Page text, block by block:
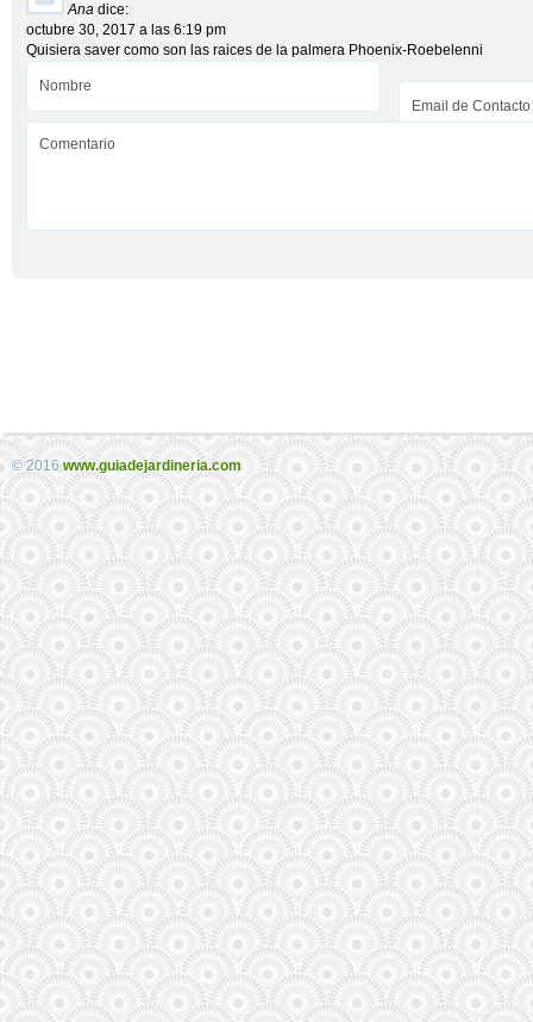
Ana dice:
octubre 30, 2017 a las 6:19 pm
Quisiera saver como son las raices de la palmera Phoenix-Roebelenni
© 2016www.guiadejardineria.com